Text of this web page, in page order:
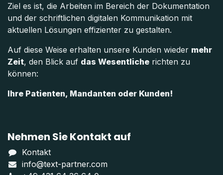
Ziel es ist, die Arbeiten im Bereich der Dokumentation
und der schriftlichen digitalen Kommunikation mit
aktuellen Lösungen effizienter zu gestalten.
Auf diese Weise erhalten unsere Kunden wieder mehr
Zeit, den Blick auf das Wesentliche richten zu
können:
Ihre Patienten, Mandanten oder Kunden!
Nehmen Sie Kontakt auf
Kontakt
info@text-partner.com